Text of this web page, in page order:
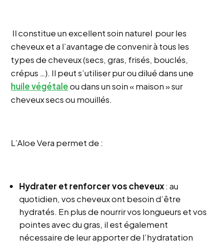
Il constitue un excellent soin naturel pour les
cheveux et a l’avantage de convenir à tous les
types de cheveux (secs, gras, frisés, bouclés,
crépus …). Il peut s’utiliser pur ou dilué dans une
huile végétaleou dans un soin « maison » sur
cheveux secs ou mouillés.
L’Aloe Vera permet de :
Hydrater et renforcer vos cheveux: au
quotidien, vos cheveux ont besoin d’être
hydratés. En plus de nourrir vos longueurs et vos
pointes avec du gras, il est également
nécessaire de leur apporter de l’hydratation